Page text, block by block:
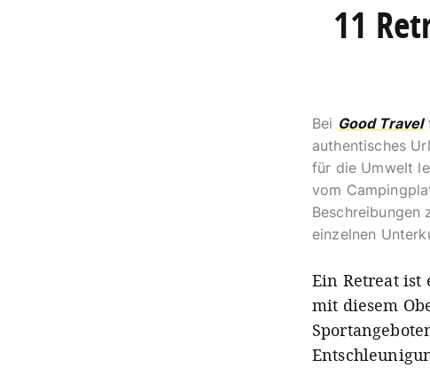
11
Bei Good Travel
authentisches
für die Umwelt
vom
Beschreibungen
einzelnen
Ein Retreat ist
mit diesem